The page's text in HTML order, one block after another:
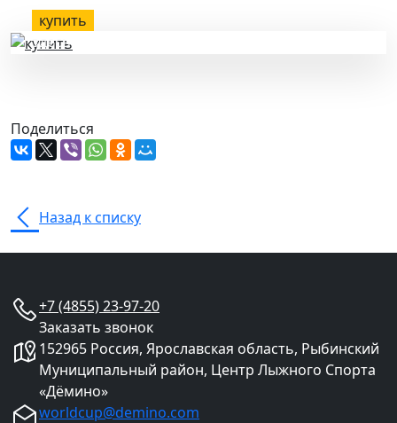
купить
здесь
Поделиться
Назад к списку
+7 (4855) 23-97-20
Заказать звонок
152965 Россия, Ярославская область, Рыбинский
Муниципальный район, Центр Лыжного Спорта
«Дёмино»
worldcup@demino.com